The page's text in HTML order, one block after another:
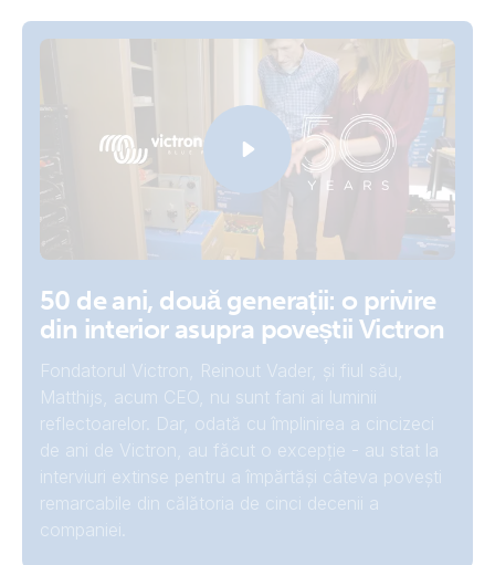
50 de ani, două generații: o privire
din interior asupra poveștii Victron
Fondatorul Victron, Reinout Vader, și fiul său,
Matthijs, acum CEO, nu sunt fani ai luminii
reflectoarelor. Dar, odată cu împlinirea a cincizeci
de ani de Victron, au făcut o excepție - au stat la
interviuri extinse pentru a împărtăși câteva povești
remarcabile din călătoria de cinci decenii a
companiei.